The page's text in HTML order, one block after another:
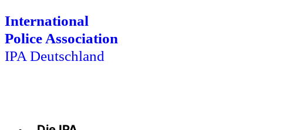
International
Police Association
IPA Deutschland